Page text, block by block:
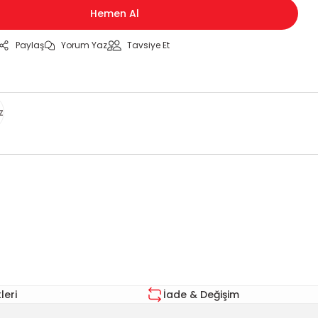
Hemen Al
Paylaş Yorum Yaz Tavsiye Et
İade & Değişim